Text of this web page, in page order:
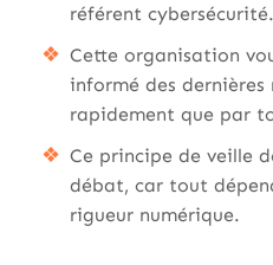
référent cybersécurité.
Cette organisation
informé des
rapidement que par
Ce principe de veille
débat, car tout
rigueur numérique.